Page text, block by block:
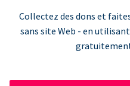
Collectez des dons et
sans site Web - en